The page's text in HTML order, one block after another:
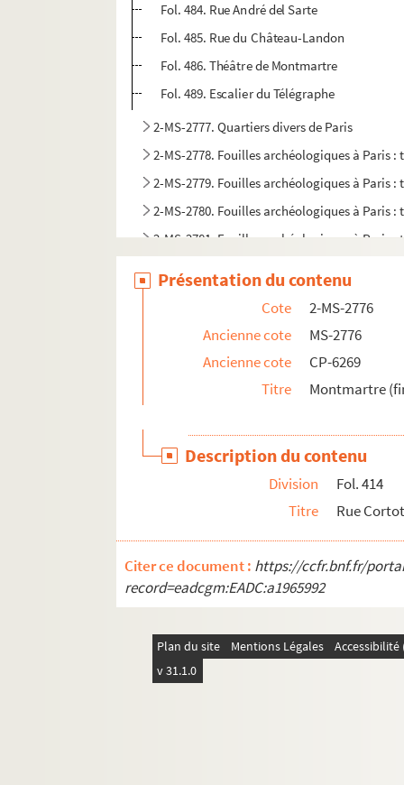
Fol. 484. Rue André del Sarte
Fol. 485. Rue du Château-Landon
Fol. 486. Théâtre de Montmartre
Fol. 489. Escalier du Télégraphe
2-MS-2777. Quartiers divers de Paris
2-MS-2778. Fouilles archéologiques à Paris :
2-MS-2779. Fouilles archéologiques à Paris :
2-MS-2780. Fouilles archéologiques à Paris :
2-MS-2781. Fouilles archéologiques à Paris :
Présentation du contenu
Cote
2-MS-2776
Ancienne cote
MS-2776
Ancienne cote
CP-6269
Titre
Montmartre
Description du contenu
Division
Fol. 414
Titre
Rue
Citer ce document : https://ccfr.bnf.fr/
record=eadcgm:EADC:a1965992
Plan du site Mentions Légales
v 31.1.0